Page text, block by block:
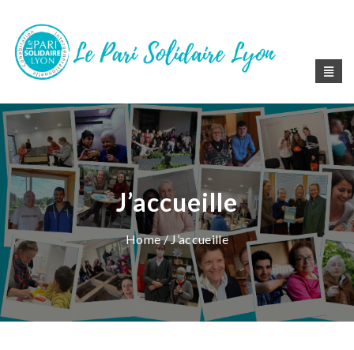
J’accueille
Home/ J’accueille